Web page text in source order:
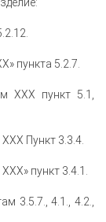
пункта 5.2.7.
ХХХ пункт 5.1,
Пункт 3.3.4.
пункт 3.4.1.
3.5.7., 4.1., 4.2.,